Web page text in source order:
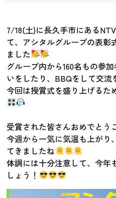
7/18(土)に長久手市にある
て、アシタルグループの表彰
ました
グループ内から160名もの参
いをしたり、BBQをして交流
今回は授賞式を盛り上げるた
受賞された皆さんおめでとう
今週から一気に気温も上がり
てきましたね
体調には十分注意して、今年
しょう！